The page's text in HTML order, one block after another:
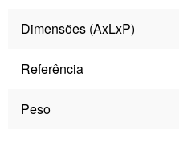
Dimensões (AxLxP)
Referência
Peso